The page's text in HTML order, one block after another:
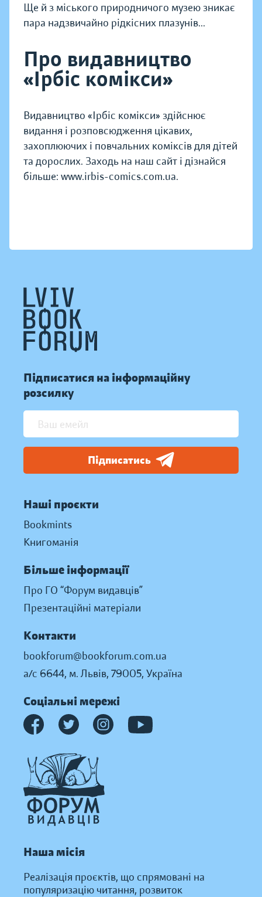
Ще й з міського природничого музею зникає
пара надзвичайно рідкісних плазунів...
Про видавництво
«Ірбіс комікси»
Видавництво «Ірбіс комікси» здійснює
видання і розповсюдження цікавих,
захоплюючих і повчальних коміксів для дітей
та дорослих. Заходь на наш сайт і дізнайся
більше: www.irbis-comics.com.ua.
Підписатися на інформаційну
розсилку
Підписатись
Наші проєкти
Bookmints
Книгоманія
Більше інформації
Про ГО “Форум видавців”
Презентаційні матеріали
Контакти
bookforum@bookforum.com.ua
а/с 6644, м. Львів, 79005, Україна
Соціальні мережі
Наша місія
Реалізація проєктів, що спрямовані на
популяризацію читання, розвиток